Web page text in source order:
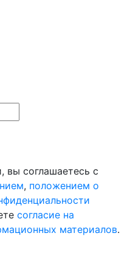
вы соглашаетесь с
, положением о
согласие на
материалов.